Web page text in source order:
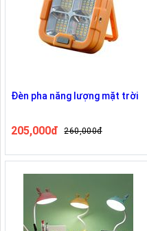
Đèn pha năng lượng mặt trời
205,000đ 260,000đ